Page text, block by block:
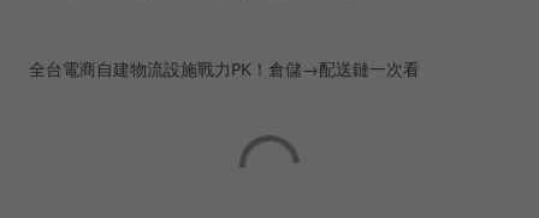
全台電商自建物流設施戰力PK！倉儲→配送鏈一次看